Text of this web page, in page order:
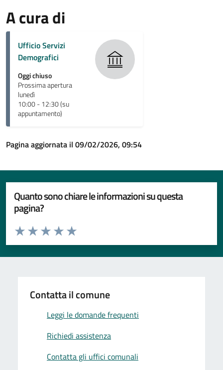
A cura di
Ufficio Servizi
Demografici
Oggi chiuso
Prossima apertura
lunedì
10:00 - 12:30 (su
appuntamento)
Pagina aggiornata il 09/02/2026, 09:54
Quanto sono chiare le informazioni su questa
pagina?
Valuta da 1 a 5 stelle la pagina
Valuta 5 stelle su 5
Valuta 4 stelle su 5
Valuta 3 stelle su 5
Valuta 2 stelle su 5
Valuta 1 stelle su 5
Contatta il comune
Leggi le domande frequenti
Richiedi assistenza
Contatta gli uffici comunali